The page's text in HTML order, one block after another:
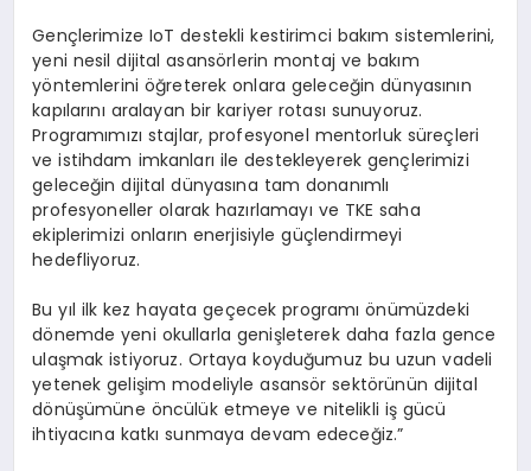
Gençlerimize IoT destekli kestirimci bakım sistemlerini,
yeni nesil dijital asansörlerin montaj ve bakım
yöntemlerini öğreterek onlara geleceğin dünyasının
kapılarını aralayan bir kariyer rotası sunuyoruz.
Programımızı stajlar, profesyonel mentorluk süreçleri
ve istihdam imkanları ile destekleyerek gençlerimizi
geleceğin dijital dünyasına tam donanımlı
profesyoneller olarak hazırlamayı ve TKE saha
ekiplerimizi onların enerjisiyle güçlendirmeyi
hedefliyoruz.
Bu yıl ilk kez hayata geçecek programı önümüzdeki
dönemde yeni okullarla genişleterek daha fazla gence
ulaşmak istiyoruz. Ortaya koyduğumuz bu uzun vadeli
yetenek gelişim modeliyle asansör sektörünün dijital
dönüşümüne öncülük etmeye ve nitelikli iş gücü
ihtiyacına katkı sunmaya devam edeceğiz.”